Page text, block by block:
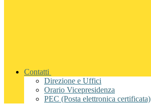
Contatti
Direzione e Uffici
Orario Vicepresidenza
PEC (Posta elettronica certificata)